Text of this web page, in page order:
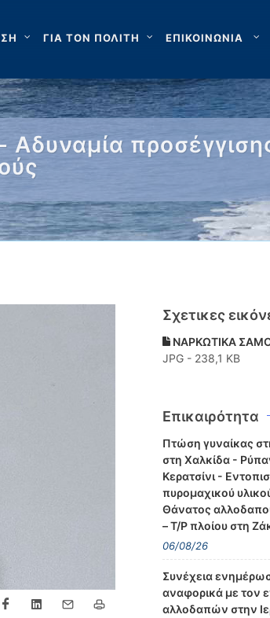
ΓΙΑ ΤΟΝ ΠΟΛΙΤΗ ΕΠΙΚΟΙΝΩΝΙΑ
Σχετικες
ΝΑΡΚΩΤΙΚΑ
JPG - 238,1 KB
Επικαιρότητα
Πτώση γυναίκας
στη Χαλκίδα -
Κερατσίνι -
πυρομαχικού
Θάνατος
– Τ/Ρ πλοίου στη
06/08/26
Συνέχεια
αναφορικά με τον
αλλοδαπών στην